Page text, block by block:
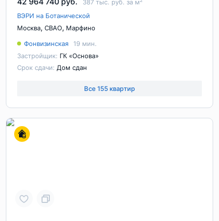
387 тыс. руб. за м
ВЭРИ на Ботанической
Москва, СВАО, Марфино
Фонвизинская
19 мин.
Застройщик: ГК «Основа»
Срок сдачи: Дом сдан
Все 155 квартир